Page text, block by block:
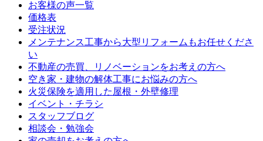
お客様の声一覧
価格表
受注状況
メンテナンス工事から大型リフォームもお任せくださ
い
不動産の売買、リノベーションをお考えの方へ
空き家・建物の解体工事にお悩みの方へ
火災保険を適用した屋根・外壁修理
イベント・チラシ
スタッフブログ
相談会・勉強会